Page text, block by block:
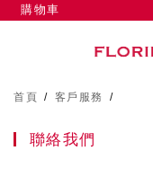
購物車
首頁 / 客戶服務 /
聯絡我們